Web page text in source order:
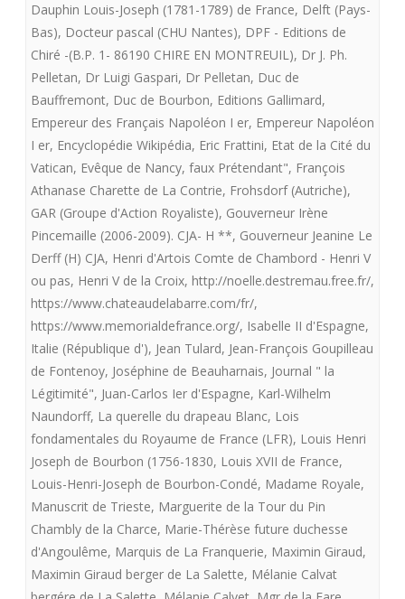
DE
LOUIS
XVII
Dauphin Louis-Joseph (1781-1789) de France, Delft (Pays-
Bas), Docteur pascal (CHU Nantes), DPF - Editions de
Chiré -(B.P. 1- 86190 CHIRE EN MONTREUIL), Dr J. Ph.
Pelletan, Dr Luigi Gaspari, Dr Pelletan, Duc de
Bauffremont, Duc de Bourbon, Editions Gallimard,
Empereur des Français Napoléon I er, Empereur Napoléon
I er, Encyclopédie Wikipédia, Eric Frattini, Etat de la Cité du
Vatican, Evêque de Nancy, faux Prétendant", François
Athanase Charette de La Contrie, Frohsdorf (Autriche),
GAR (Groupe d'Action Royaliste), Gouverneur Irène
Pincemaille (2006-2009). CJA- H **, Gouverneur Jeanine Le
Derff (H) CJA, Henri d'Artois Comte de Chambord - Henri V
ou pas, Henri V de la Croix, http://noelle.destremau.free.fr/,
https://www.chateaudelabarre.com/fr/,
https://www.memorialdefrance.org/, Isabelle II d'Espagne,
Italie (République d'), Jean Tulard, Jean-François Goupilleau
de Fontenoy, Joséphine de Beauharnais, Journal " la
Légitimité", Juan-Carlos Ier d'Espagne, Karl-Wilhelm
Naundorff, La querelle du drapeau Blanc, Lois
fondamentales du Royaume de France (LFR), Louis Henri
Joseph de Bourbon (1756-1830, Louis XVII de France,
Louis-Henri-Joseph de Bourbon-Condé, Madame Royale,
Manuscrit de Trieste, Marguerite de la Tour du Pin
Chambly de la Charce, Marie-Thérèse future duchesse
d'Angoulême, Marquis de La Franquerie, Maximin Giraud,
Maximin Giraud berger de La Salette, Mélanie Calvat